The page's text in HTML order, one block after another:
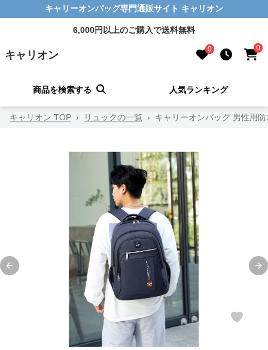
キャリーオンバッグ専門通販サイト キャリオン
6,000円以上のご購入で送料無料
キャリオン 0 0
商品を検索する 人気ランキング
キャリオン TOP › リュックの一覧 › キャリーオンバッグ 男性用
Previous slide